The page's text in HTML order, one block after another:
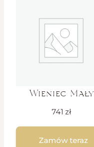
Wieniec Mały
741 zł
Zamów teraz